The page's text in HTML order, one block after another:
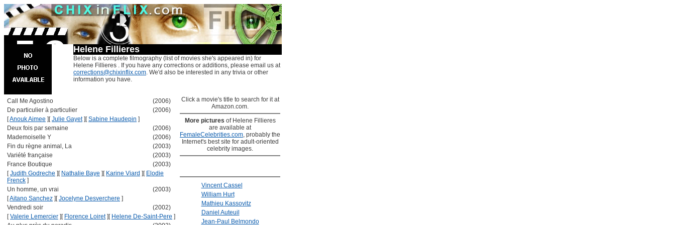
Helene Fillieres
Below is a complete filmography (list of movies she's appeared in) for
Helene Fillieres . If you have any corrections or additions, please email us at
corrections@chixinflix.com. We'd also be interested in any trivia or other
information you have.
Call Me Agostino
(2006)
De particulier à particulier
(2006)
[Anouk Aimee ] [Julie Gayet] [Sabine Haudepin ]
Deux fois par semaine
(2006)
Mademoiselle Y
(2006)
Fin du règne animal, La
(2003)
Variété française
(2003)
France Boutique
(2003)
[Judith Godreche ] [ Nathalie Baye ] [ Karine Viard ] [ Elodie
Frenck ]
Un homme, un vrai
(2003)
[Aitano Sanchez ] [Jocelyne Desverchere ]
Vendredi soir
(2002)
[Valerie Lemercier ] [ Florence Loiret] [ Helene De-Saint-Pere ]
Click a movie's title to search for it at
Amazon.com.
More pictures of Helene Fillieres
are available at
FemaleCelebrities.com, probably the
Internet's best site for adult-oriented
celebrity images.
Vincent Cassel
William Hurt
Mathieu Kassovitz
Daniel Auteuil
Jean-Paul Belmondo